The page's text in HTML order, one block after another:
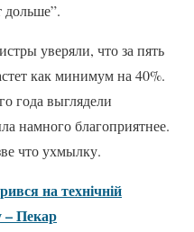
уверяли, что за пять
как минимум на 40%.
года выглядели
намного благоприятнее.
что ухмылку.
на технічній
– Пекар